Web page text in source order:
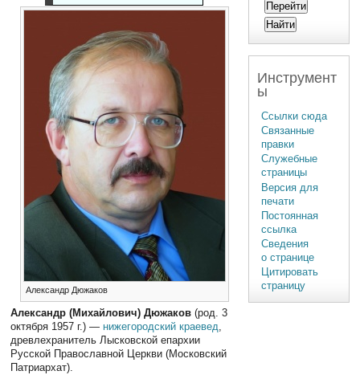
Александр Дюжаков
Александр (Михайлович) Дюжаков (род. 3
октября 1957 г.) — нижегородский краевед,
древлехранитель Лысковской епархии
Русской Православной Церкви (Московский
Патриархат).
Инструмент
ы
Ссылки сюда
Связанные
правки
Служебные
страницы
Версия для
печати
Постоянная
ссылка
Сведения
о странице
Цитировать
страницу